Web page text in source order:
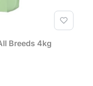
Breeds 4kg